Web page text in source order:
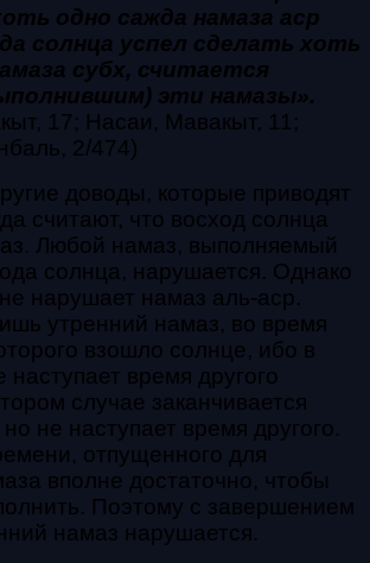
одно сажда намаза аср
солнца успел сделать хоть
субх, считается
эти намазы».
17; Насаи, Мавакыт, 11;
2/474)
доводы, которые приводят
считают, что восход солнца
Любой намаз, выполняемый
солнца, нарушается. Однако
нарушает намаз аль-аср.
утренний намаз, во время
взошло солнце, ибо в
наступает время другого
случае заканчивается
не наступает время другого.
отпущенного для
вполне достаточно, чтобы
Поэтому с завершением
намаз нарушается.